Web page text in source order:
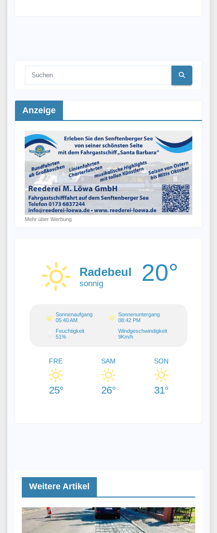
Anzeige
Mehr über Werbung
Radebeul
sonnig 20°
Sonnenaufgang
05:40 AM
Sonnenuntergang
08:42 PM
Feuchtigkeit
51%
Windgeschwindigkeit
9Km/h
FRE
25°
SAM
26°
SON
31°
Weitere Artikel